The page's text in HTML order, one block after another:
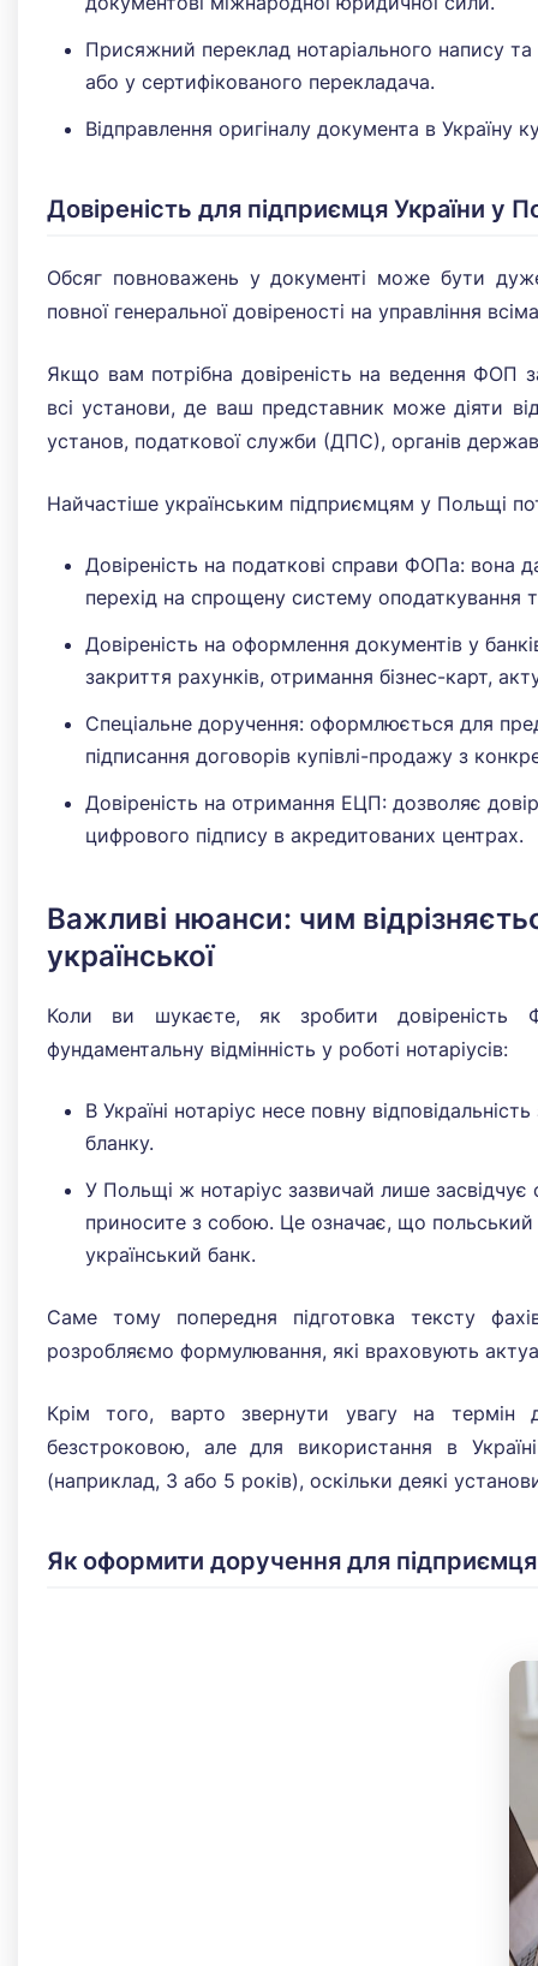
Присяжний переклад нотаріального напису
або у сертифікованого перекладача.
Відправлення оригіналу документа в Україну
Довіреність для підприємця України у
Обсяг повноважень у документі може бути
повної генеральної довіреності на управління
Якщо вам потрібна довіреність на ведення ФОП
всі установи, де ваш представник може діяти
установ, податкової служби (ДПС), органів
Найчастіше українським підприємцям у Польщі
Довіреність на податкові справи ФОПа: вона
перехід на спрощену систему оподаткування
Довіреність на оформлення документів у
закриття рахунків, отримання бізнес-карт,
Спеціальне доручення: оформлюється для
підписання договорів купівлі-продажу з
Довіреність на отримання ЕЦП: дозволяє
цифрового підпису в акредитованих центрах.
Важливі нюанси: чим
української
Коли ви шукаєте, як зробити довіреність
фундаментальну відмінність у роботі нотаріусів:
В Україні нотаріус несе повну
бланку.
У Польщі ж нотаріус зазвичай лише засвідчує
приносите з собою. Це означає, що польський
український банк.
Саме тому попередня підготовка тексту
розробляємо формулювання, які враховують
Крім того, варто звернути увагу на термін
безстроковою, але для використання в
(наприклад, 3 або 5 років), оскільки деякі
Як оформити доручення для підприємця